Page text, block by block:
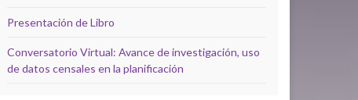
Presentación de Libro
Conversatorio Virtual: Avance de investigación, uso
de datos censales en la planificación